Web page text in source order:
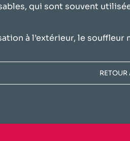
qui sont souvent
à l’extérieur, le
RETOUR